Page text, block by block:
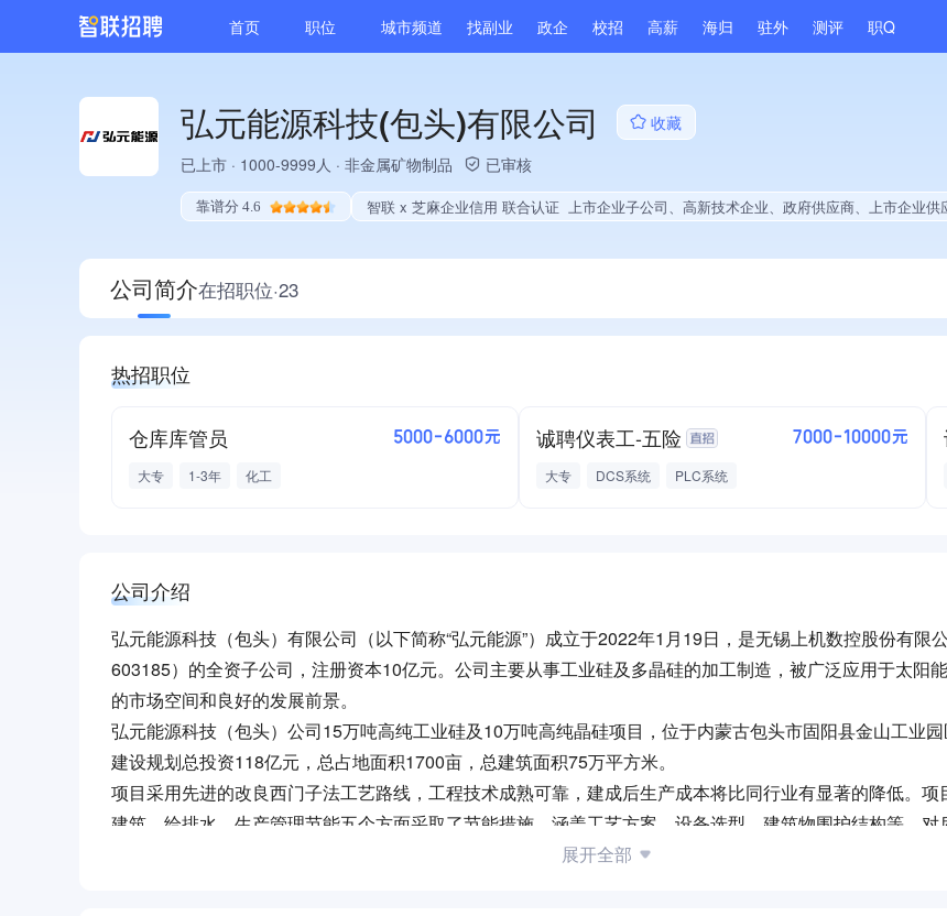
首页 职位 城市频道 找副业 政企 校招 高薪 海归 驻外 测评 职Q
弘元能源科技(包头)有限公司
收藏
已上市 · 1000-9999人 · 非金属矿物制品 已审核
靠谱分 4.6 智联 x 芝麻企业信用 联合认证 上市企业子公司、高新技术企业、政府供应商、上市企业供应商、国企供应商、战略性新兴领域创新能力、薪资水平全省同行前10%、A级纳税人、知名品牌供应商、拥有节能环保技术、专利授权量同领域前10%、技术布局行业领先、拥有绿色低碳技术
公司简介在招职位·23
热招职位
仓库库管员 5000-6000元
大专 1-3年 化工
诚聘仪表工-五险 7000-10000元
大专 DCS系统 PLC系统
公司介绍
弘元能源科技（包头）有限公司（以下简称“弘元能源”）成立于2022年1月19日，是无锡上机数控股份有限
603185）的全资子公司，注册资本10亿元。公司主要从事工业硅及多晶硅的加工制造，被广泛应用于太阳
的市场空间和良好的发展前景。
弘元能源科技（包头）公司15万吨高纯工业硅及10万吨高纯晶硅项目，位于内蒙古包头市固阳县金山工业
建设规划总投资118亿元，总占地面积1700亩，总建筑面积75万平方米。
项目采用先进的改良西门子法工艺路线，工程技术成熟可靠，建成后生产成本将比同行业有显著的降低。项
建筑、给排水、生产管理节能五个方面采取了节能措施，涵盖工艺方案、设备选型、建筑物围护结构等，对
中的节能降耗起到促进作用，其余各项指标均已达到行业先进值水平。
展开全部